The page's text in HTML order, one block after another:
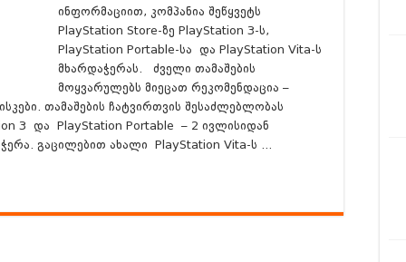
Lords – განხილვა ქართულად – Review
ინფორმაციით, კომპანია შეწყვეტს
PlayStation Store-ზე PlayStation 3-ს,
PlayStation Portable-სა და PlayStation Vita-ს
მხარდაჭერას. ძველი თამაშების
მოყვარულებს მიეცათ რეკომენდაცია –
თამაშების ჩატვირთვის შესაძლებლობას
3 და PlayStation Portable – 2 ივლისიდან
გაცილებით ახალი PlayStation Vita-ს …